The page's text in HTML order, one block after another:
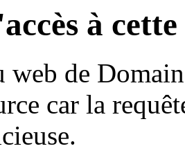
à
web de
car la